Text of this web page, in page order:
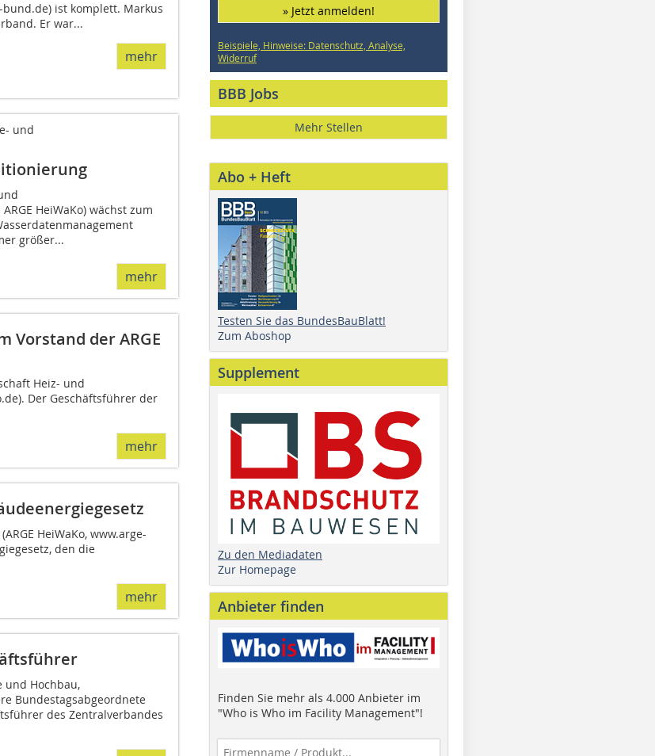
ist komplett. Markus
Er war...
mehr
und
HeiWaKo) wächst zum
größer...
mehr
Vorstand der ARGE
Heiz- und
Der Geschäftsführer der
mehr
HeiWaKo, www.arge-
den die
mehr
und Hochbau,
Bundestagsabgeordnete
des Zentralverbandes
» Jetzt anmelden!
Beispiele, Hinweise: Datenschutz, Analyse,
Widerruf
BBB Jobs
Mehr Stellen
Abo + Heft
Testen Sie das BundesBauBlatt!
Zum Aboshop
Supplement
Zu den Mediadaten
Zur Homepage
Anbieter finden
Finden Sie mehr als 4.000 Anbieter im
"Who is Who im Facility Management"!